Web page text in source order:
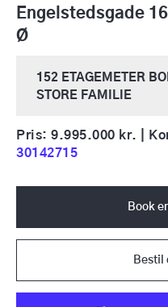
Engelstedsgade
Ø
152 ETAGEMETER
STORE FAMILIE
Pris: 9.995.000 kr. |
30142715
Book
Bestil